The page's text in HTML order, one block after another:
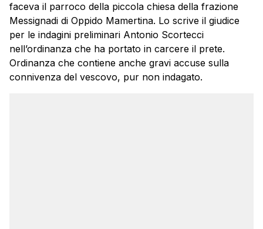
faceva il parroco della piccola chiesa della frazione
Messignadi di Oppido Mamertina. Lo scrive il giudice
per le indagini preliminari Antonio Scortecci
nell’ordinanza che ha portato in carcere il prete.
Ordinanza che contiene anche gravi accuse sulla
connivenza del vescovo, pur non indagato.